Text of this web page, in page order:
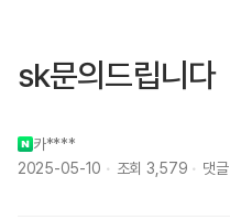
sk문의드립니다
카****
2025-05-10
조회 3,579 댓글